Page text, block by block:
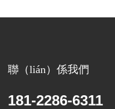
聯（lián）係我們
181-2286-6311